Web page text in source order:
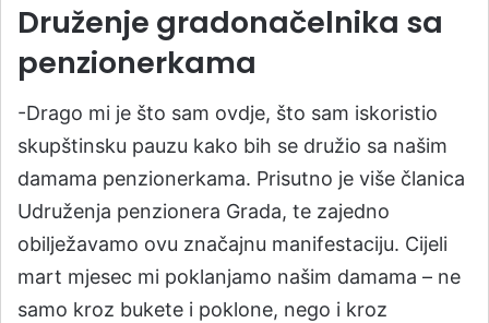
Druženje gradonačelnika sa
penzionerkama
-Drago mi je što sam ovdje, što sam iskoristio
skupštinsku pauzu kako bih se družio sa našim
damama penzionerkama. Prisutno je više članica
Udruženja penzionera Grada, te zajedno
obilježavamo ovu značajnu manifestaciju. Cijeli
mart mjesec mi poklanjamo našim damama – ne
samo kroz bukete i poklone, nego i kroz